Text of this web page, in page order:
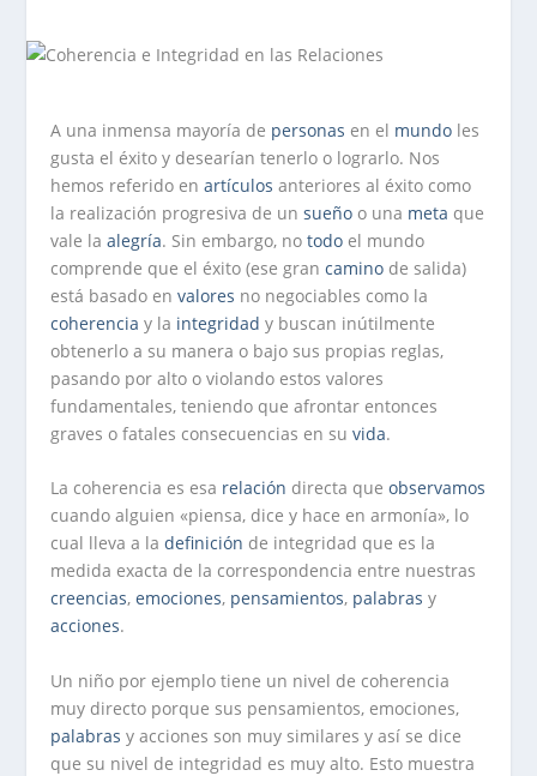
A una inmensa mayoría de personas en el mundo les
gusta el éxito y desearían tenerlo o lograrlo. Nos
hemos referido enartículos anteriores al éxito como
la realización progresiva de unsueño o una meta que
vale laalegría. Sin embargo, notodo el mundo
comprende que el éxito (ese grancamino de salida)
está basado envalores no negociables como la
coherencia y la integridad y buscan inútilmente
obtenerlo a su manera o bajo sus propias reglas,
pasando por alto o violando estos valores
fundamentales, teniendo que afrontar entonces
graves o fatales consecuencias en suvida.
La coherencia es esa relación directa queobservamos
cuando alguien «piensa, dice y hace en armonía», lo
cual lleva a ladefinición de integridad que es la
medida exacta de la correspondencia entre nuestras
creencias,emociones, pensamientos, palabras y
acciones.
Un niño por ejemplo tiene un nivel de coherencia
muy directo porque sus pensamientos, emociones,
palabras y acciones son muy similares y así se dice
que su nivel de integridad es muy alto. Esto muestra